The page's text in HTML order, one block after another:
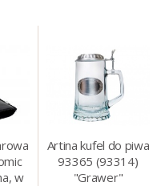
w
Artina kufel do piwa
93365 (93314)
"Grawer"